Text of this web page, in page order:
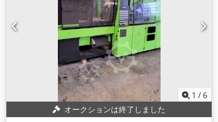
1 / 6
オークションは終了しました